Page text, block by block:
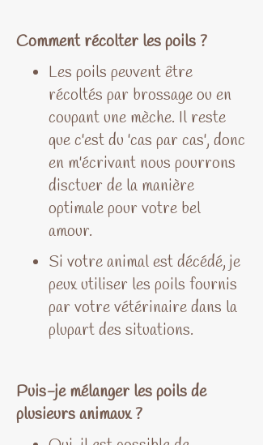
Comment récolter les poils ?
Les poils peuvent être
récoltés par brossage ou en
coupant une mèche. Il reste
que c'est du 'cas par cas', donc
en m'écrivant nous pourrons
disctuer de la manière
optimale pour votre bel
amour.
Si votre animal est décédé, je
peux utiliser les poils fournis
par votre vétérinaire dans la
plupart des situations.
Puis-je mélanger les poils de
plusieurs animaux ?